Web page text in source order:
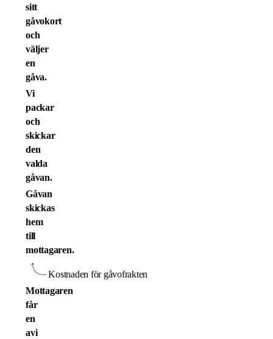
sitt
gåvokort
och
väljer
en
gåva.
Vi
packar
och
skickar
den
valda
gåvan.
Gåvan
skickas
hem
till
mottagaren.
Kostnaden för gåvofrakten
Mottagaren
får
en
avi